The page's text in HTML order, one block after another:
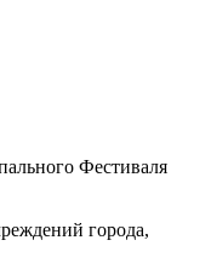
Фестиваля
города,